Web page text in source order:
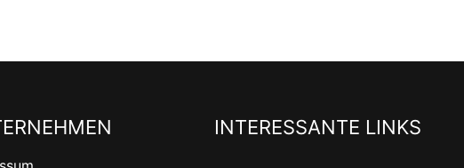
INTERESSANTE LINKS